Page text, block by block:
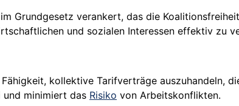
Grundgesetz verankert, das die
und sozialen Interessen effektiv zu
kollektive Tarifverträge auszuhandeln,
und minimiert das Risiko von Arbeitskonflikten.